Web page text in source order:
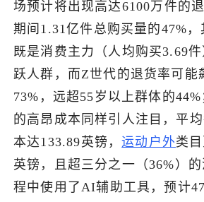
跨境报告
出海导航
出海交流群
了解出海网
场预计将出现高达6100万件的
期间1.31亿件总购买量的47%
既是消费主力（人均购买3.69
跃人群，而Z世代的退货率可能
73%，远超55岁以上群体的
的高昂成本同样引人注目，平
本达133.89英镑，运动户外类
英镑，且超三分之一（36%）
程中使用了AI辅助工具，预计